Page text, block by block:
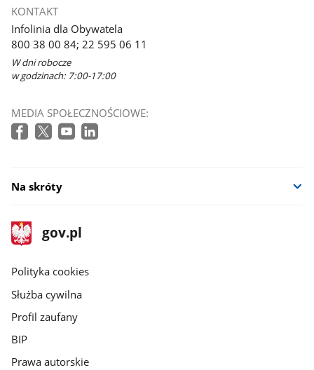
KONTAKT
Infolinia dla Obywatela
800 38 00 84; 22 595 06 11
W dni robocze
w godzinach: 7:00-17:00
MEDIA SPOŁECZNOŚCIOWE:
Na skróty
stopka
gov.pl
Strona
gov.pl
gov.pl
Polityka cookies
Służba cywilna
Profil zaufany
BIP
Prawa autorskie